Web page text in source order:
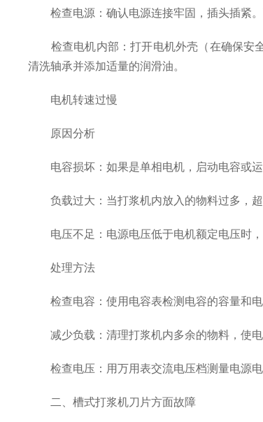
检查电源：确认电源连接牢固，插头插紧。
检查电机内部：打开电机外壳（在确保安全
清洗轴承并添加适量的润滑油。
电机转速过慢
原因分析
电容损坏：如果是单相电机，启动电容或运
负载过大：当打浆机内放入的物料过多，超
电压不足：电源电压低于电机额定电压时，
处理方法
检查电容：使用电容表检测电容的容量和电
减少负载：清理打浆机内多余的物料，使电
检查电压：用万用表交流电压档测量电源电
二、槽式打浆机刀片方面故障